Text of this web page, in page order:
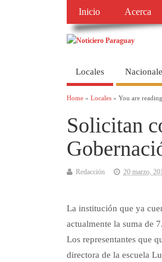
Inicio Acerca
Locales
Home » Locales » You are
Solicitan
Redacción 20 marzo,
La institución que ya
actualmente la suma de
Los representantes que
directora de la escuela